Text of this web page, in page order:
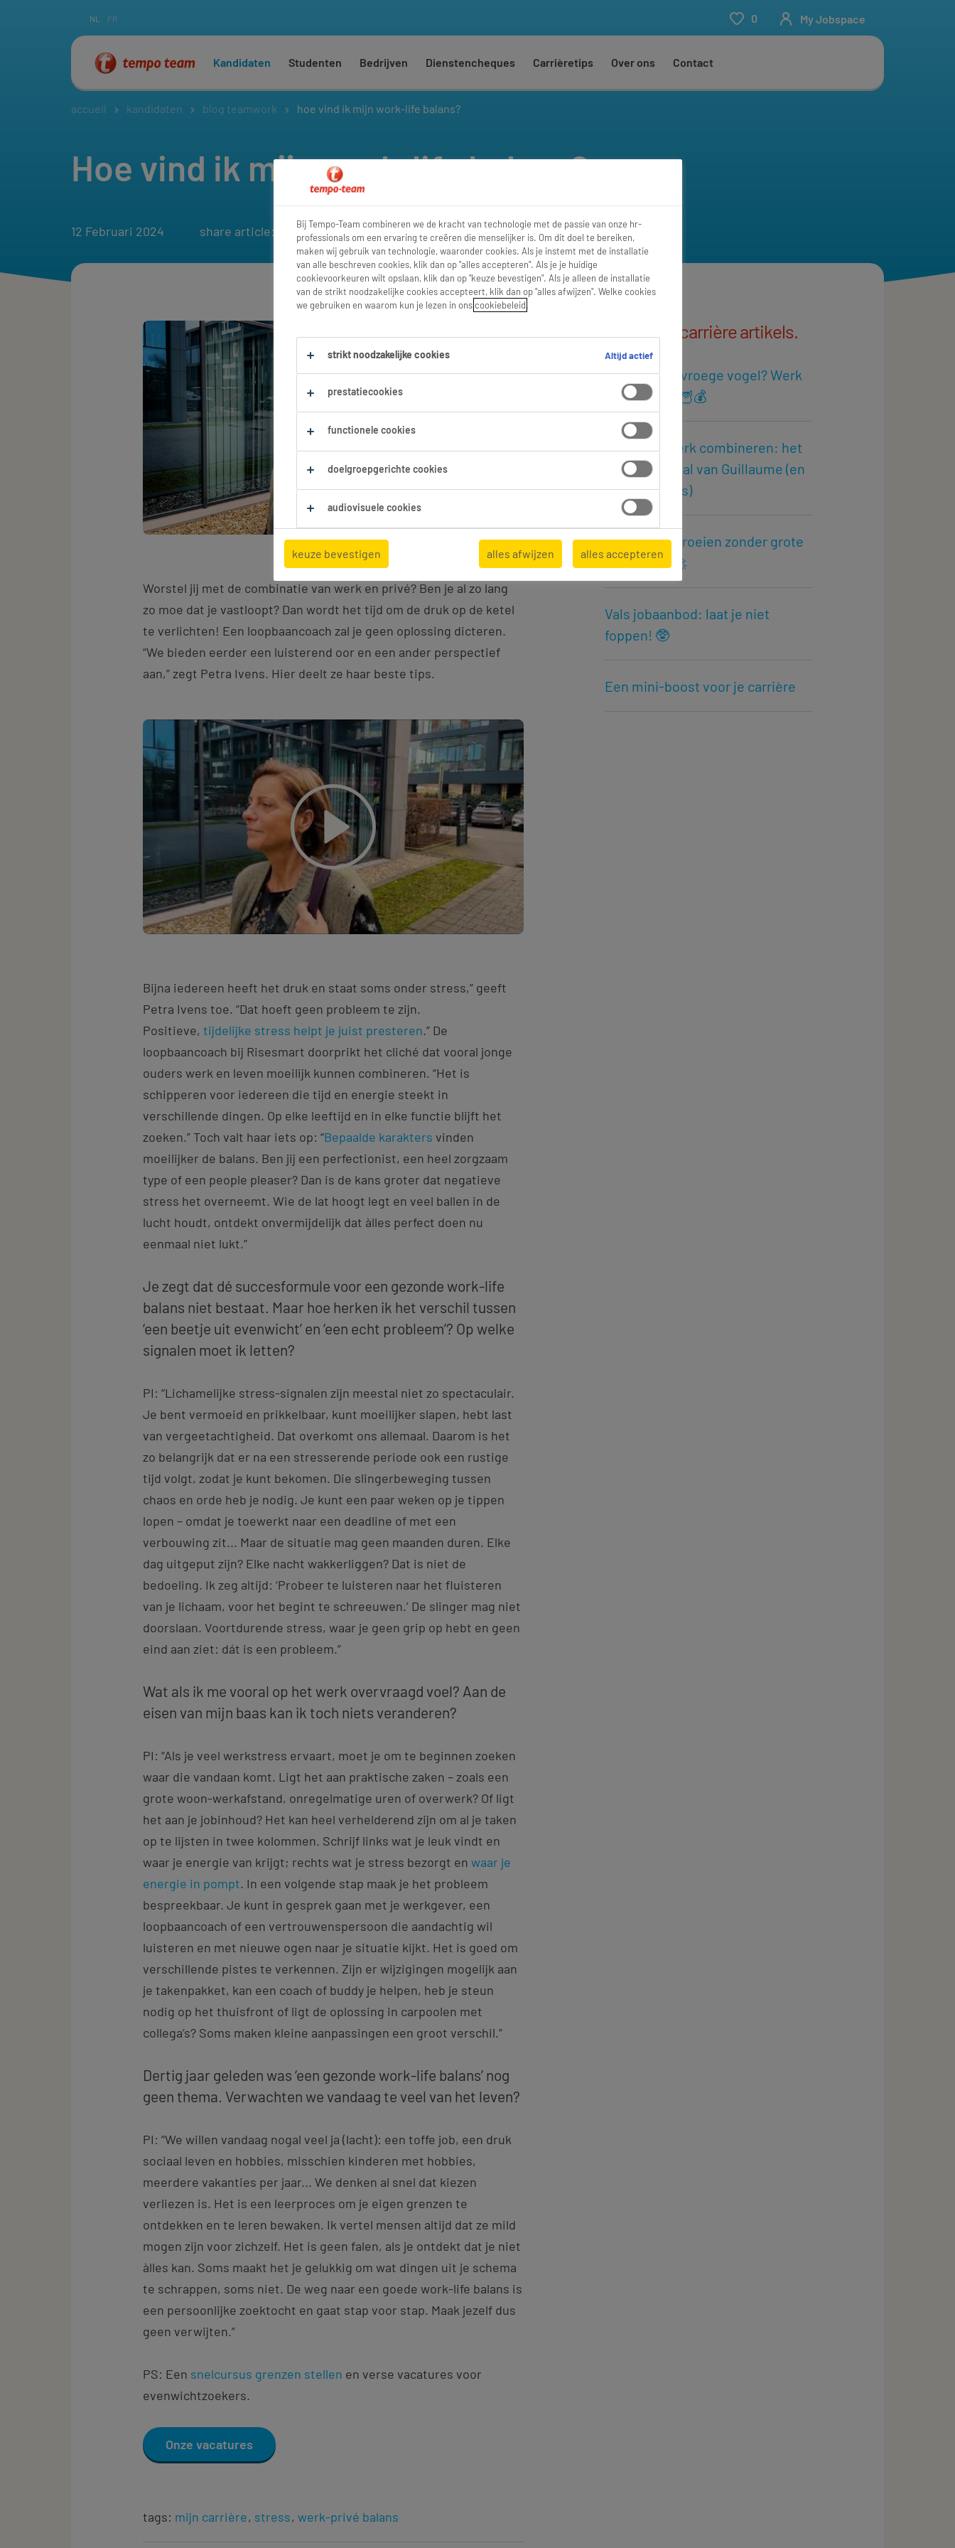
Kandidaten Studenten Bedrijven Dienstencheques Carrièretips Over ons Contact
NL FR 0 My Jobspace
accueil kandidaten blog teamwork hoe vind ik mijn work-life balans?
Hoe vind ik mijn work-life balans?
12 Februari 2024 share article:
Worstel jij met de combinatie van werk en privé? Ben je al zo lang
zo moe dat je vastloopt? Dan wordt het tijd om de druk op de ketel
te verlichten! Een loopbaancoach zal je geen oplossing dicteren.
“We bieden eerder een luisterend oor en een ander perspectief
aan,” zegt Petra Ivens. Hier deelt ze haar beste tips.
Bijna iedereen heeft het druk en staat soms onder stress,” geeft
Petra Ivens toe. “Dat hoeft geen probleem te zijn.
Positieve, tijdelijke stress helpt je juist presteren.” De
loopbaancoach bij Risesmart doorprikt het cliché dat vooral jonge
ouders werk en leven moeilijk kunnen combineren. “Het is
schipperen voor iedereen die tijd en energie steekt in
verschillende dingen. Op elke leeftijd en in elke functie blijft het
zoeken.” Toch valt haar iets op: “Bepaalde karakters vinden
moeilijker de balans. Ben jij een perfectionist, een heel zorgzaam
type of een people pleaser? Dan is de kans groter dat negatieve
stress het overneemt. Wie de lat hoogt legt en veel ballen in de
lucht houdt, ontdekt onvermijdelijk dat àlles perfect doen nu
eenmaal niet lukt.”
Je zegt dat dé succesformule voor een gezonde work-life
balans niet bestaat. Maar hoe herken ik het verschil tussen
‘een beetje uit evenwicht’ en ‘een echt probleem’? Op welke
signalen moet ik letten?
PI: “Lichamelijke stress-signalen zijn meestal niet zo spectaculair.
Je bent vermoeid en prikkelbaar, kunt moeilijker slapen, hebt last
van vergeetachtigheid. Dat overkomt ons allemaal. Daarom is het
zo belangrijk dat er na een stresserende periode ook een rustige
tijd volgt, zodat je kunt bekomen. Die slingerbeweging tussen
chaos en orde heb je nodig. Je kunt een paar weken op je tippen
lopen – omdat je toewerkt naar een deadline of met een
verbouwing zit... Maar de situatie mag geen maanden duren. Elke
dag uitgeput zijn? Elke nacht wakkerliggen? Dat is niet de
bedoeling. Ik zeg altijd: ‘Probeer te luisteren naar het fluisteren
van je lichaam, voor het begint te schreeuwen.’ De slinger mag niet
doorslaan. Voortdurende stress, waar je geen grip op hebt en geen
eind aan ziet: dát is een probleem.”
Wat als ik me vooral op het werk overvraagd voel? Aan de
eisen van mijn baas kan ik toch niets veranderen?
PI: “Als je veel werkstress ervaart, moet je om te beginnen zoeken
waar die vandaan komt. Ligt het aan praktische zaken – zoals een
grote woon-werkafstand, onregelmatige uren of overwerk? Of ligt
het aan je jobinhoud? Het kan heel verhelderend zijn om al je taken
op te lijsten in twee kolommen. Schrijf links wat je leuk vindt en
waar je energie van krijgt; rechts wat je stress bezorgt en waar je
energie in pompt. In een volgende stap maak je het probleem
bespreekbaar. Je kunt in gesprek gaan met je werkgever, een
loopbaancoach of een vertrouwenspersoon die aandachtig wil
luisteren en met nieuwe ogen naar je situatie kijkt. Het is goed om
verschillende pistes te verkennen. Zijn er wijzigingen mogelijk aan
je takenpakket, kan een coach of buddy je helpen, heb je steun
nodig op het thuisfront of ligt de oplossing in carpoolen met
collega’s? Soms maken kleine aanpassingen een groot verschil.”
Dertig jaar geleden was ‘een gezonde work-life balans’ nog
geen thema. Verwachten we vandaag te veel van het leven?
PI: “We willen vandaag nogal veel ja (lacht): een toffe job, een druk
sociaal leven en hobbies, misschien kinderen met hobbies,
meerdere vakanties per jaar... We denken al snel dat kiezen
verliezen is. Het is een leerproces om je eigen grenzen te
ontdekken en te leren bewaken. Ik vertel mensen altijd dat ze mild
mogen zijn voor zichzelf. Het is geen falen, als je ontdekt dat je niet
àlles kan. Soms maakt het je gelukkig om wat dingen uit je schema
te schrappen, soms niet. De weg naar een goede work-life balans is
een persoonlijke zoektocht en gaat stap voor stap. Maak jezelf dus
geen verwijten.”
PS: Een snelcursus grenzen stellen en verse vacatures voor
evenwichtzoekers.
Onze vacatures
tags: mijn carrière stress werk-privé balans
Meer mijn carrière artikels.
Ben je geen vroege vogel? Werk
in de nacht! 🦉💰
Studie en werk combineren: het
succesverhaal van Guillaume (en
4 gouden tips)
Kun je doorgroeien zonder grote
diploma’s? 🚀
Vals jobaanbod: laat je niet
foppen! 🥸
Een mini-boost voor je carrière
Bij Tempo-Team combineren we de kracht van technologie met de passie van onze hr-
professionals om een ervaring te creëren die menselijker is. Om dit doel te bereiken,
maken wij gebruik van technologie, waaronder cookies. Als je instemt met de installatie
van alle beschreven cookies, klik dan op "alles accepteren". Als je je huidige
cookievoorkeuren wilt opslaan, klik dan op "keuze bevestigen". Als je alleen de installatie
van de strikt noodzakelijke cookies accepteert, klik dan op "alles afwijzen". Welke cookies
we gebruiken en waarom kun je lezen in onscookiebeleid.
strikt noodzakelijke cookies Altijd actief
prestatiecookies
functionele cookies
doelgroepgerichte cookies
audiovisuele cookies
keuze bevestigen alles afwijzen alles accepteren